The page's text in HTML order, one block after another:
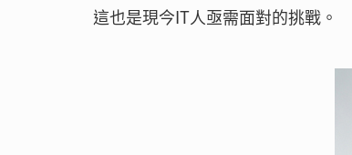
這也是現今IT人亟需面對的挑戰。